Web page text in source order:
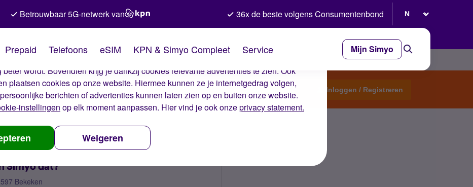
van Simyo
cookies op onze website. Met deze cookies zorgen wij ervoor dat je ervaring op de
beter wordt. Bovendien krijg je dankzij cookies relevante advertenties te zien. Ook
plaatsen cookies op onze website. Hiermee kunnen ze je internetgedrag volgen,
berichten of advertenties kunnen laten zien op en buiten onze website.
instellingen op elk moment aanpassen. Hier vind je ook onzeprivacy statement.
Weigeren
Betrouwbaar 5G-netwerk van 36x de beste volgens Consumentenbond
Prepaid Telefoons eSIM KPN & Simyo Compleet Service Mijn Simyo
Start een topic Inloggen / Registreren
Simyo dat?
597 Bekeken